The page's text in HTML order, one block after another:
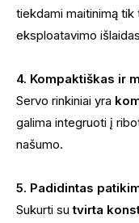
tiekdami maitinimą tik
eksploatavimo
4. Kompaktiškas ir
Servo rinkiniai yra
galima integruoti į
našumo.
5. Padidintas
Sukurti sutvirta